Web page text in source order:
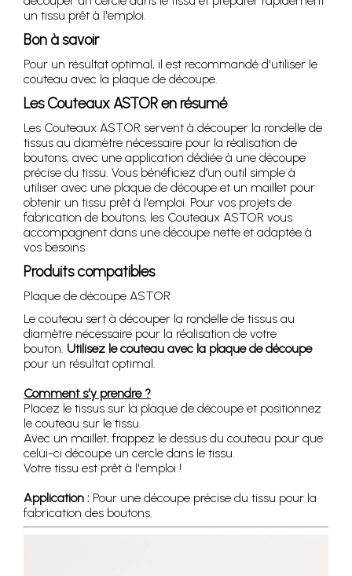
un tissu prêt à l'emploi.
Bon à savoir
Pour un résultat optimal, il est recommandé d'utiliser le
couteau avec la plaque de découpe.
Les Couteaux ASTOR en résumé
Les Couteaux ASTOR servent à découper la rondelle de
tissus au diamètre nécessaire pour la réalisation de
boutons, avec une application dédiée à une découpe
précise du tissu. Vous bénéficiez d’un outil simple à
utiliser avec une plaque de découpe et un maillet pour
obtenir un tissu prêt à l'emploi. Pour vos projets de
fabrication de boutons, les Couteaux ASTOR vous
accompagnent dans une découpe nette et adaptée à
vos besoins.
Produits compatibles
Plaque de découpe ASTOR
Le couteau sert à découper la rondelle de tissus au
diamètre nécessaire pour la réalisation de votre
bouton. Utilisez le couteau avec la plaque de découpe
pour un résultat optimal.
Comment s'y prendre ?
Placez le tissus sur la plaque de découpe et positionnez
le couteau sur le tissu.
Avec un maillet, frappez le dessus du couteau pour que
celui-ci découpe un cercle dans le tissu.
Votre tissu est prêt à l'emploi !
Application : Pour une découpe précise du tissu pour la
fabrication des boutons.